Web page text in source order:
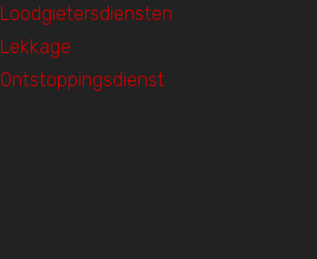
Loodgietersdiensten
Lekkage
Ontstoppingsdienst